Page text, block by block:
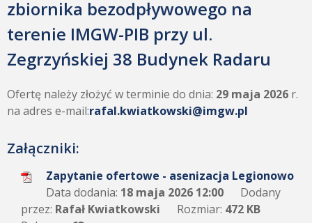
zbiornika bezodpływowego na
terenie IMGW-PIB przy ul.
Zegrzyńskiej 38 Budynek Radaru
Ofertę należy złożyć w terminie do dnia: 29 maja 2026 r.
na adres e-mail:rafal.kwiatkowski@imgw.pl
Załączniki:
Zapytanie ofertowe - asenizacja Legionowo
Data dodania: 18 maja 2026 12:00
Dodany
przez: Rafał Kwiatkowski Rozmiar: 472 KB